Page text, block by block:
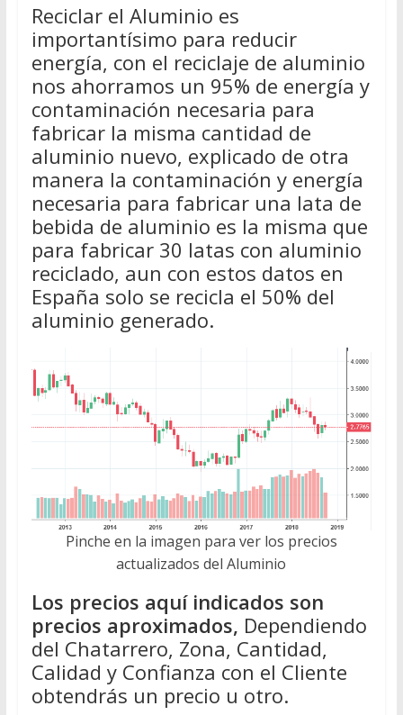
Reciclar el Aluminio es
importantísimo para reducir
energía, con el reciclaje de aluminio
nos ahorramos un 95% de energía y
contaminación necesaria para
fabricar la misma cantidad de
aluminio nuevo, explicado de otra
manera la contaminación y energía
necesaria para fabricar una lata de
bebida de aluminio es la misma que
para fabricar 30 latas con aluminio
reciclado, aun con estos datos en
España solo se recicla el 50% del
aluminio generado.
Pinche en la imagen para ver los precios
actualizados del Aluminio
Los precios aquí indicados son
precios aproximados, Dependiendo
del Chatarrero, Zona, Cantidad,
Calidad y Confianza con el Cliente
obtendrás un precio u otro.